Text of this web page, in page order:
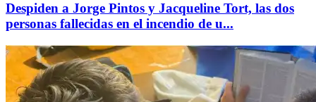
Despiden a Jorge Pintos y Jacqueline Tort, las dos
personas fallecidas en el incendio de u...